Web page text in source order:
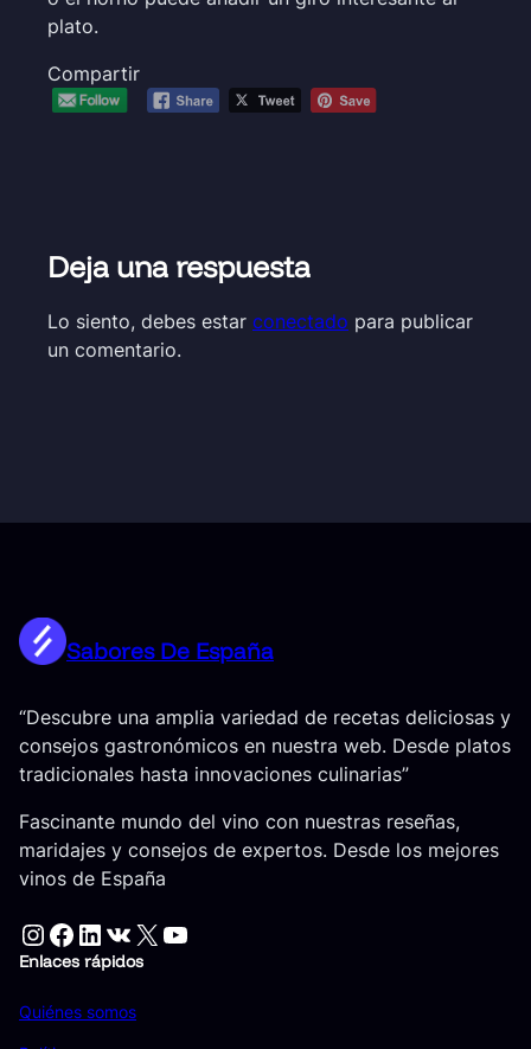
plato.
Compartir
Deja una respuesta
Lo siento, debes estar conectado para publicar
un comentario.
Sabores De España
“Descubre una amplia variedad de recetas deliciosas y
consejos gastronómicos en nuestra web. Desde platos
tradicionales hasta innovaciones culinarias”
Fascinante mundo del vino con nuestras reseñas,
maridajes y consejos de expertos. Desde los mejores
vinos de España
Instagram Facebook LinkedIn VK X YouTube
Enlaces rápidos
Quiénes somos